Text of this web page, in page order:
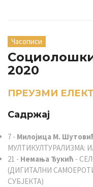
Часописи
2020
ПРЕУЗМИ
Садржај
7 - Милојица М.
МУЛТИКУЛТУРАЛИЗМА:
21 - Немања Ђукић -
(ДИГИТАЛНИ
СУБЈЕКТА)